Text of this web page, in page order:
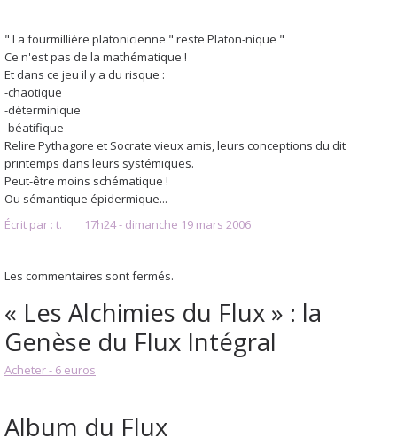
" La fourmillière platonicienne " reste Platon-nique "
Ce n'est pas de la mathématique !
Et dans ce jeu il y a du risque :
-chaotique
-déterminique
-béatifique
Relire Pythagore et Socrate vieux amis, leurs conceptions du dit
printemps dans leurs systémiques.
Peut-être moins schématique !
Ou sémantique épidermique...
Écrit par : t. 17h24- dimanche 19 mars 2006
Les commentaires sont fermés.
« Les Alchimies du Flux » : la
Genèse du Flux Intégral
Acheter - 6 euros
Album du Flux